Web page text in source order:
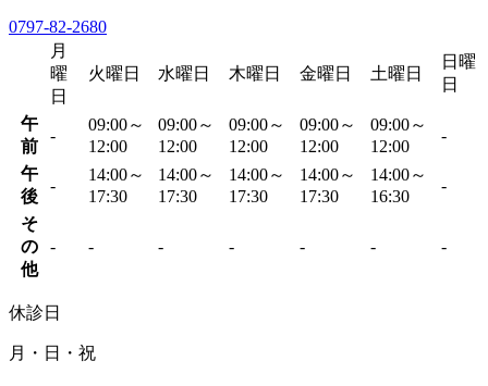
0797-82-2680
月
曜
日
火曜日 水曜日 木曜日 金曜日 土曜日
日曜
日
午
前
-
09:00～
12:00
09:00～
12:00
09:00～
12:00
09:00～
12:00
09:00～
12:00
-
午
後
-
14:00～
17:30
14:00～
17:30
14:00～
17:30
14:00～
17:30
14:00～
16:30
-
そ
の
他
- - - - - - -
休診日
月・日・祝